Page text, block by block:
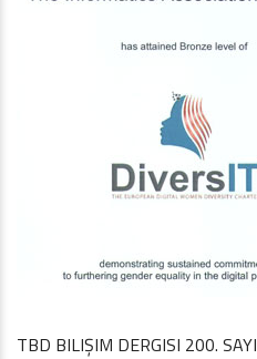
TBD BILIŞIM DERGISI 200. SAYI